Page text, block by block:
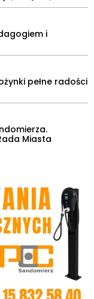
i
pełne radości
Miasta